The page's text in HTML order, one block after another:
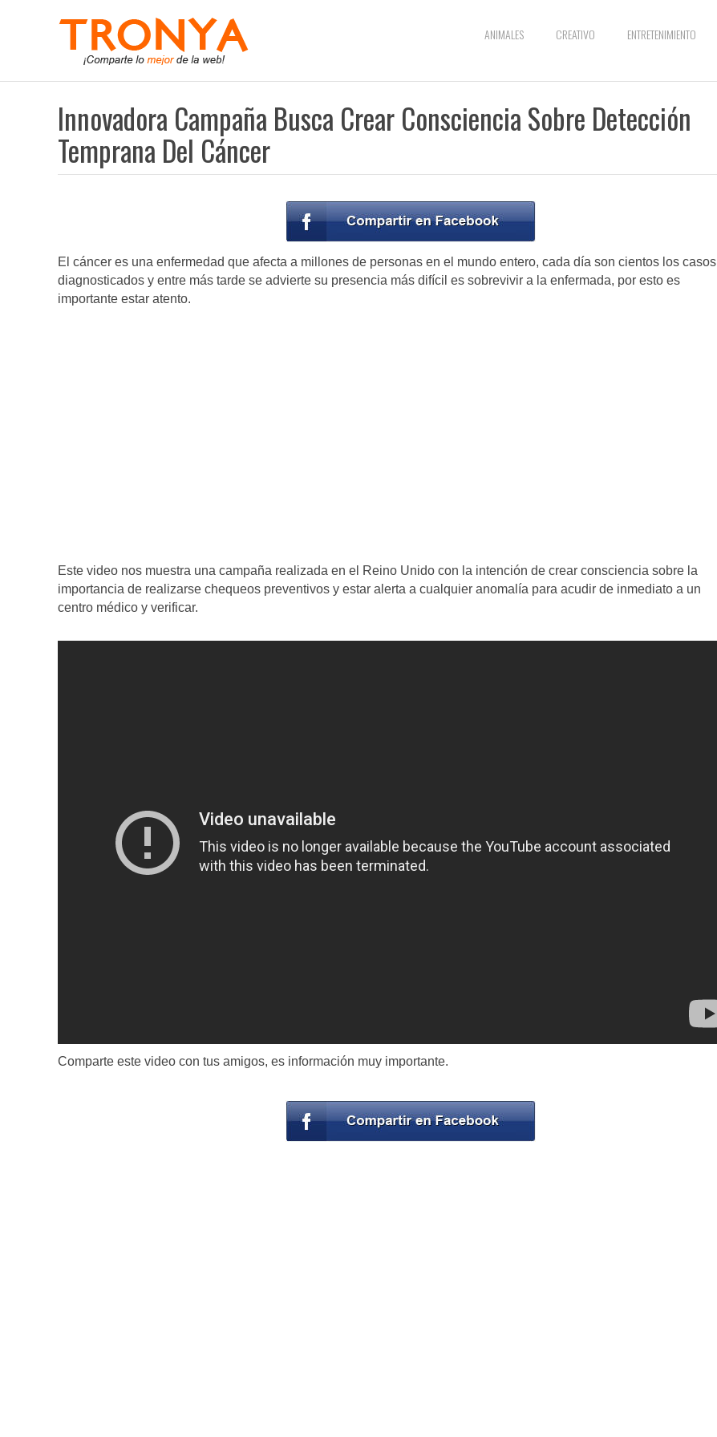
ANIMALES CREATIVO ENTRETENIMIENTO
Innovadora Campaña Busca Crear Consciencia Sobre Detección
Temprana Del Cáncer
El cáncer es una enfermedad que afecta a millones de personas en el mundo entero, cada día son cientos los casos
diagnosticados y entre más tarde se advierte su presencia más difícil es sobrevivir a la enfermada, por esto es
importante estar atento.
Este video nos muestra una campaña realizada en el Reino Unido con la intención de crear consciencia sobre la
importancia de realizarse chequeos preventivos y estar alerta a cualquier anomalía para acudir de inmediato a un
centro médico y verificar.
Comparte este video con tus amigos, es información muy importante.